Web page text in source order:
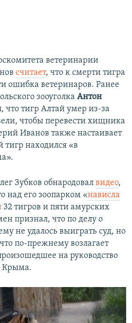
ветеринарии
считает, что к смерти тигра
ошибка ветеринаров. Ранее
зооуголка Антон
что тигр Алтай умер из-за
чтобы перевести хищника
Иванов также настаивает
находился «в
Зубков обнародовал видео,
над его зоопарком «нависла
32 тигров и пяти амурских
признал, что по делу о
не удалось выиграть суд, но
по-прежнему возлагает
на руководство
Крыма.